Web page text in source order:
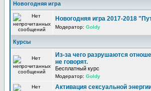
Новогодняя игра
Новогодняя игра 2017-2018
Модератор: Goldy
Курсы
Из-за чего разрушаются
не говорят.
Бесплатный курс
Модератор: Goldy
Активация сексуальной